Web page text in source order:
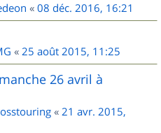
« 08 déc. 2016, 16:21
« 25 août 2015, 11:25
26 avril à
« 21 avr. 2015,